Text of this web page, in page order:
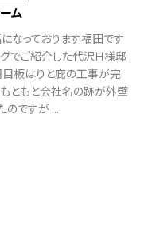
ム
なっております福田です
でご紹介した代沢Ｈ様邸
板はりと庇の工事が完
ともと会社名の跡が外壁
のですが ...